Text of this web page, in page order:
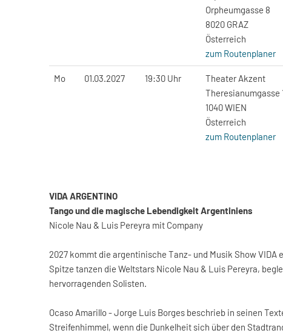
Orpheumgasse 8
8020 GRAZ
Österreich
zum Routenplaner
Mo 01.03.2027 19:30 Uhr
Theater Akzent
Theresianumgasse
1040 WIEN
Österreich
zum Routenplaner
VIDA ARGENTINO
Tango und die magische Lebendigkeit Argentiniens
Nicole Nau & Luis Pereyra mit Company
2027 kommt die argentinische Tanz- und Musik Show VIDA
Spitze tanzen die Weltstars Nicole Nau & Luis Pereyra,
hervorragenden Solisten.
Ocaso Amarillo - Jorge Luis Borges beschrieb in seinen
Streifenhimmel, wenn die Dunkelheit sich über den